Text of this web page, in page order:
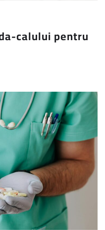
calului pentru